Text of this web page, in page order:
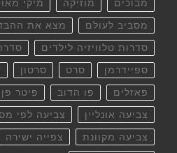
מבוכים מוזיקה מיקי
מסביב לעולם מצא את
סדרות טלוויזיה לילדים
ספיידרמן סרט סרטון
פאזלים פו הדוב פיטר פן
צביעה אונליין צביעה לפי
צביעה מקוונת צפייה ישירה